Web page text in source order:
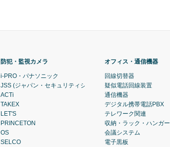
防犯・監視カメラ
i-PRO・パナソニック
JSS (ジャパン・セキュリティシステム)
ACTi
TAKEX
LET'S
PRINCETON
OS
SELCO
オフィス・通信機器
回線切替器
疑似電話回線装置
通信機器
デジタル携帯電話PBX
テレワーク関連
収納・ラック・ハンガー
会議システム
電子黒板